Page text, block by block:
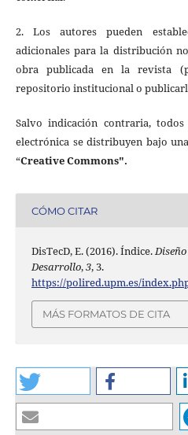
2. Los autores pueden
adicionales para la distribución
obra publicada en la revista
repositorio institucional o
Salvo indicación contraria,
electrónica se distribuyen bajo
“Creative Commons".
CÓMO CITAR
DisTecD, E. (2016). Índice.
Desarrollo,3, 3.
https://polired.upm.es/
MÁS FORMATOS DE CITA